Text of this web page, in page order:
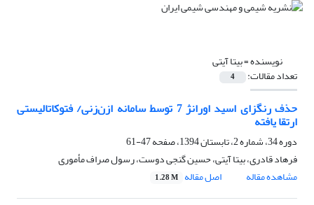
نویسنده =بیتا آیتی
تعداد مقالات: 4
حذف رنگزای اسید اورانژ 7 توسط سامانه ازن‌زنی/ فتوکاتالیستی
ارتقا یافته
دوره 34، شماره 2، تابستان 1394، صفحه
47-61
فرهاد قادری، بیتا آیتی، حسین گنجی دوست، رسول صراف مأموری
مشاهده مقاله
اصل مقاله 1.28 M